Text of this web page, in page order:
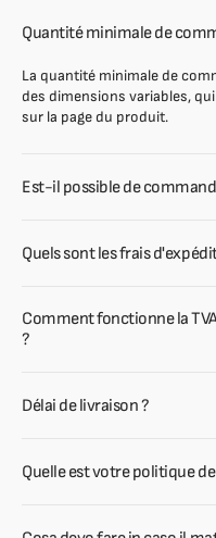
Quantité minimale de
La quantité minimale de
des dimensions variables,
sur la page du produit.
Est-il possible de
Quels sont les frais
Comment fonctionne la
?
Délai de livraison ?
Quelle est votre politique